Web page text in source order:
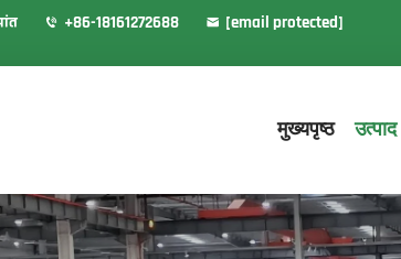
+86-18161272688 [email protected]
मुख्यपृष्ठ उत्पाद